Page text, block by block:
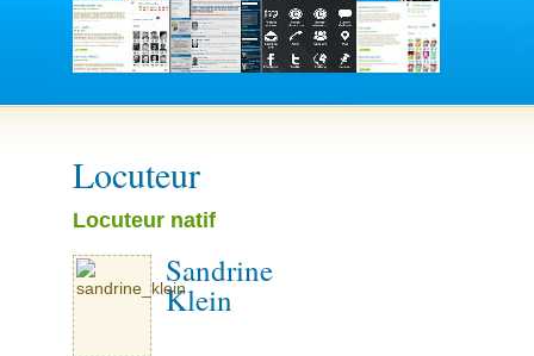
Locuteur
Locuteur natif
Sandrine
Klein